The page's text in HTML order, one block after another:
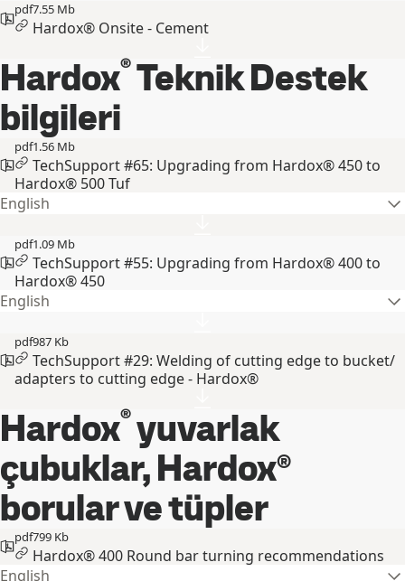
pdf7.55 Mb
Hardox® Onsite - Cement
Hardox®Teknik Destek
bilgileri
pdf1.56 Mb
TechSupport #65: Upgrading from Hardox® 450 to
Hardox® 500 Tuf
English
pdf1.09 Mb
TechSupport #55: Upgrading from Hardox® 400 to
Hardox® 450
English
pdf987 Kb
TechSupport #29: Welding of cutting edge to bucket/
adapters to cutting edge - Hardox®
Hardox®yuvarlak
çubuklar, Hardox®
borular ve tüpler
pdf799 Kb
Hardox® 400 Round bar turning recommendations
English